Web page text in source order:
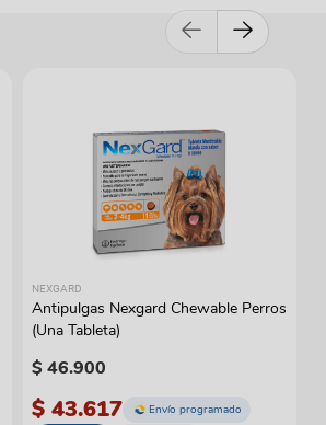
NEXGARD
Antipulgas Nexgard Chewable Perros
(Una Tableta)
$46.900
$ 43.617 Envío programado